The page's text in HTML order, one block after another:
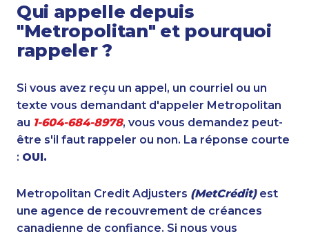
Qui appelle depuis
"Metropolitan" et pourquoi
rappeler ?
Si vous avez reçu un appel, un courriel ou un
texte vous demandant d'appeler Metropolitan
au 1-604-684-8978, vous vous demandez peut-
être s'il faut rappeler ou non. La réponse courte
: OUI.
Metropolitan Credit Adjusters (MetCrédit)est
une agence de recouvrement de créances
canadienne de confiance. Si nous vous